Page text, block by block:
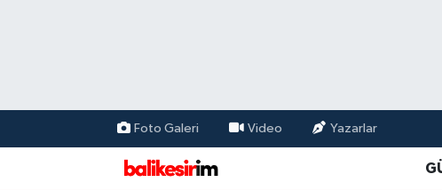
Foto Galeri Video Yazarlar